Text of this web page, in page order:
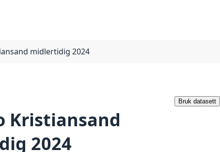
midlertidig 2024
Kristiansand
2024
Bruk datasett